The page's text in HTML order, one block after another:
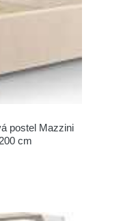
postel Mazzini
cm